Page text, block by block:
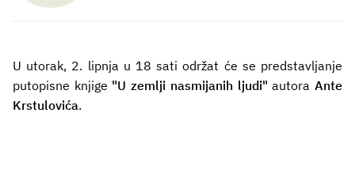
U utorak, 2. lipnja u 18 sati održat će se predstavljanje
putopisne knjige "U zemlji nasmijanih ljudi" autoraAnte
Krstulovića.